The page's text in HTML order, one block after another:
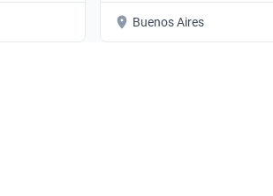
Buenos Aires